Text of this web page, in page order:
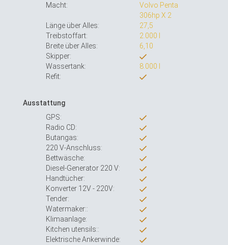
Macht:
Volvo Penta
306hp X 2
Länge über Alles:
27,5
Treibstoffart:
2.000 l
Breite über Alles:
6,10
Skipper:
Wassertank:
8.000 l
Refit:
Ausstattung
GPS:
Radio CD:
Butangas:
220 V-Anschluss:
Bettwäsche:
Diesel-Generator 220 V:
Handtücher:
Konverter 12V - 220V:
Tender:
Watermaker::
Klimaanlage:
Kitchen utensils::
Elektrische Ankerwinde: